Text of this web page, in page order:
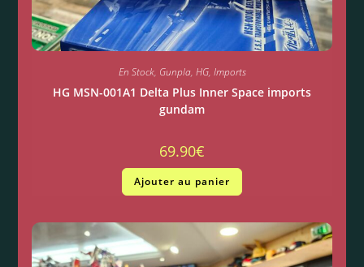
En Stock, Gunpla, HG, Imports
HG MSN-001A1 Delta Plus Inner Space imports
gundam
69.90€
Ajouter au panier